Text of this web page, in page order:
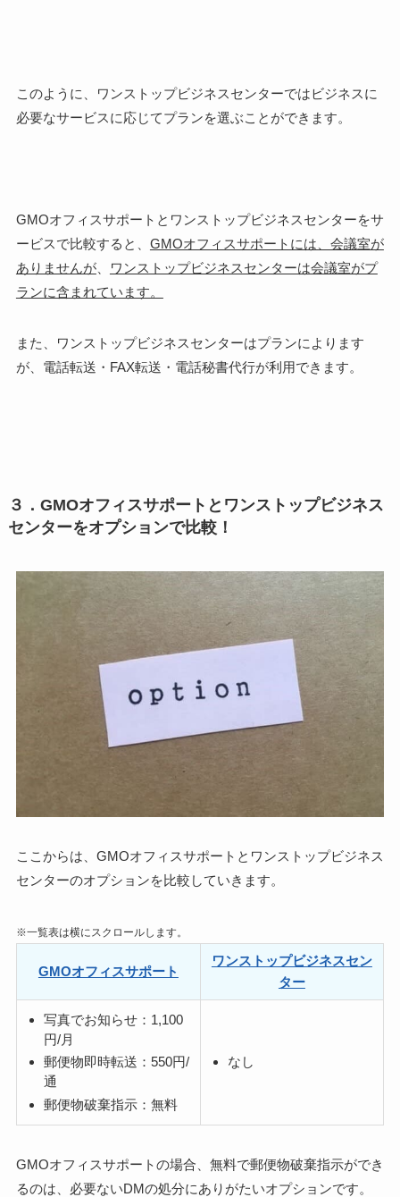
このように、ワンストップビジネスセンターではビジネスに
必要なサービスに応じてプランを選ぶことができます。
GMOオフィスサポートとワンストップビジネスセンターをサ
ービスで比較すると、 GMOオフィスサポートには、会議室が
ありませんが、
ワンストップビジネスセンターは会議室がプ
ランに含まれています。
また、ワンストップビジネスセンターはプランによります
が、電話転送・FAX転送・電話秘書代行が利用できます。
３．GMOオフィスサポートとワンストップビジネス
センターをオプションで比較！
ここからは、GMOオフィスサポートとワンストップビジネス
センターのオプションを比較 していきます。
※一覧表は横にスクロールします。
GMOオフィスサポート
ワンストップビジネスセン
ター
写真でお知らせ：1,100
円/月
郵便物即時転送：550円/
通
郵便物破棄指示：無料
なし
GMOオフィスサポートの場合、無料で郵便物破棄指示ができ
るのは、必要ないDMの処分にありがたいオプションです。